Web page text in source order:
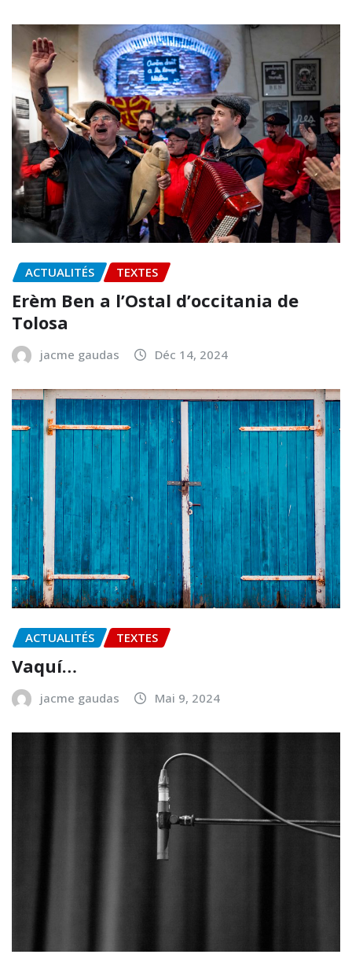
ACTUALITÉS TEXTES
Erèm Ben a l’Ostal d’occitania de
Tolosa
jacme gaudas Déc 14, 2024
ACTUALITÉS TEXTES
Vaquí…
jacme gaudas Mai 9, 2024